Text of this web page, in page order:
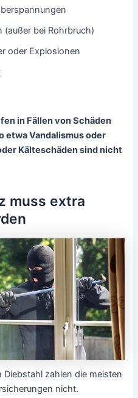
(außer bei Rohrbruch)
oder Explosionen
in Fällen von Schäden
etwa Vandalismus oder
Kälteschäden sind nicht
muss extra
Diebstahl zahlen die meisten
nicht.